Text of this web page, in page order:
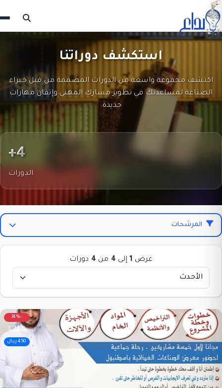
استكشف دوراتنا
اكتشف مجموعة واسعة من الدورات المصممة من قبل خبراء
الصناعة لمساعدتك في تطوير مسارك المهني وإتقان مهارات
جديدة.
4+
الدورات
المرشحات
عرض1إلى4 من4 دورات
1,745
450 ريال